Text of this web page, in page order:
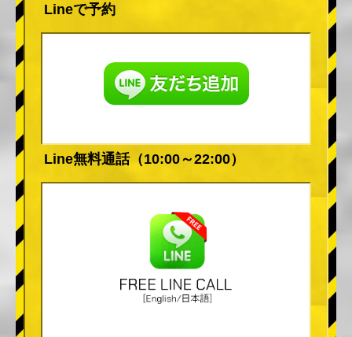
Lineで予約
Line無料通話（10:00～22:00）